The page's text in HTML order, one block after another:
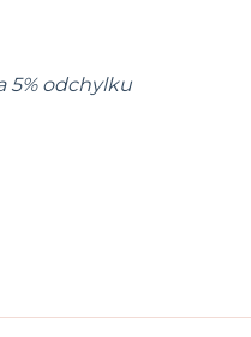
5% odchylku